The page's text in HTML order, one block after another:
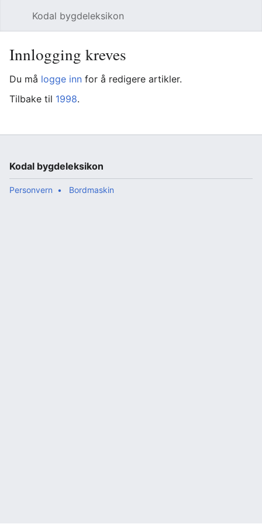
Kodal bygdeleksikon
Innlogging kreves
Du må logge inn for å redigere artikler.
Tilbake til 1998.
Kodal bygdeleksikon
Personvern Bordmaskin